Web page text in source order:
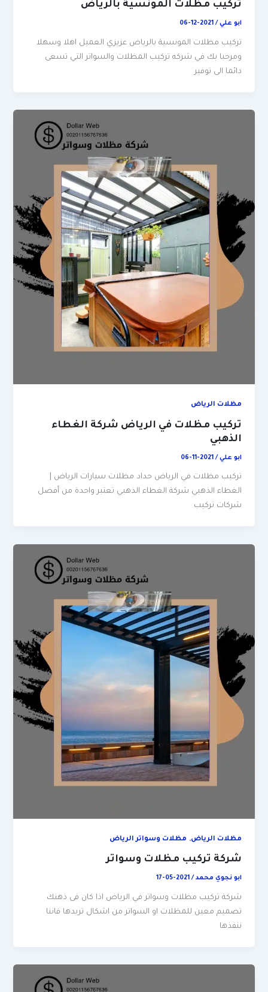
تركيب مظلات المونسية بالرياض
ابو علي/
2021-12-06
تركيب مظلات المونسية بالرياض عزيزي العميل اهلا وسهلا
ومرحبا بك في شركه تركيب المظلات والسواتر التي تسعى
دائما الى توفير
مظلات الرياض
تركيب مظلات في الرياض شركة الغطاء
الذهبي
ابو علي/
2021-11-06
تركيب مظلات في الرياض حداد مظلات سيارات الرياض |
الغطاء الذهبي شركة الغطاء الذهبي تعتبر واحدة من أفضل
شركات تركيب
مظلات الرياض, مظلات وسواتر الرياض
شركة تركيب مظلات وسواتر
ابو نجوي محمد/
2021-05-17
شركة تركيب مظلات وسواتر في الرياض اذا كان فى ذهنك
تصميم معين للمظلات او السواتر من اشكال تريدها فاننا
ننفذها